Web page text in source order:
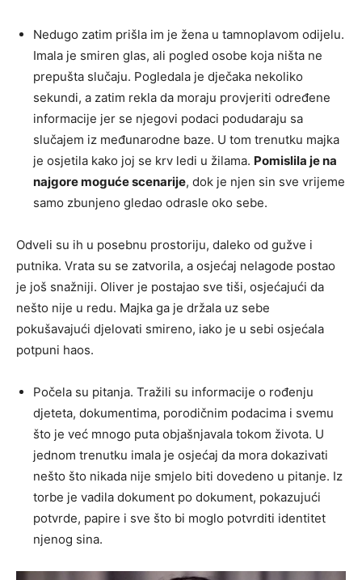
Nedugo zatim prišla im je žena u tamnoplavom odijelu.
Imala je smiren glas, ali pogled osobe koja ništa ne
prepušta slučaju. Pogledala je dječaka nekoliko
sekundi, a zatim rekla da moraju provjeriti određene
informacije jer se njegovi podaci podudaraju sa
slučajem iz međunarodne baze. U tom trenutku majka
je osjetila kako joj se krv ledi u žilama. Pomislila je na
najgore moguće scenarije, dok je njen sin sve vrijeme
samo zbunjeno gledao odrasle oko sebe.
Odveli su ih u posebnu prostoriju, daleko od gužve i
putnika. Vrata su se zatvorila, a osjećaj nelagode postao
je još snažniji. Oliver je postajao sve tiši, osjećajući da
nešto nije u redu. Majka ga je držala uz sebe
pokušavajući djelovati smireno, iako je u sebi osjećala
potpuni haos.
Počela su pitanja. Tražili su informacije o rođenju
djeteta, dokumentima, porodičnim podacima i svemu
što je već mnogo puta objašnjavala tokom života. U
jednom trenutku imala je osjećaj da mora dokazivati
nešto što nikada nije smjelo biti dovedeno u pitanje. Iz
torbe je vadila dokument po dokument, pokazujući
potvrde, papire i sve što bi moglo potvrditi identitet
njenog sina.